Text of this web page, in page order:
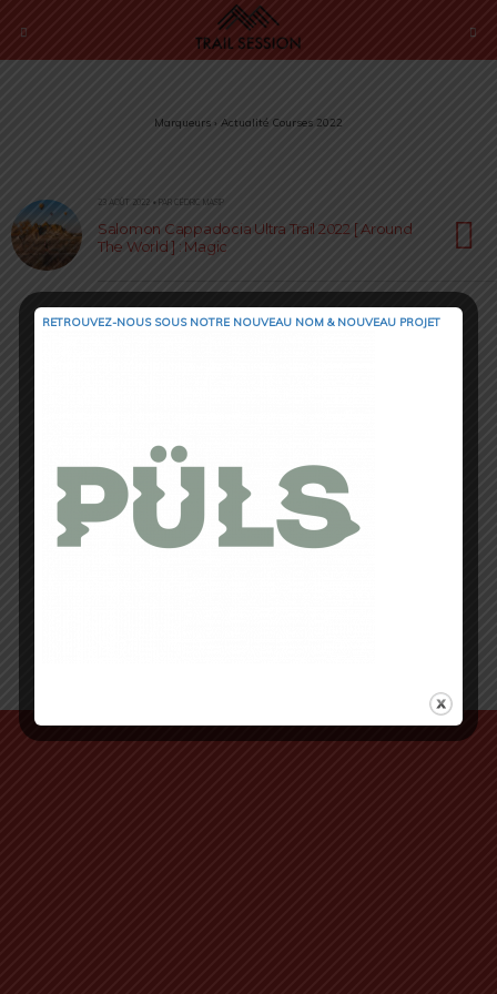
Marqueurs › Actualité Courses 2022
23 AOÛT 2022 • PAR CÉDRIC MASIP
Salomon Cappadocia Ultra Trail 2022 [ Around
The World ] : Magic
RETROUVEZ-NOUS SOUS NOTRE NOUVEAU NOM & NOUVEAU PROJET